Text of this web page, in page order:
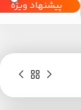
پیشنهاد ویژه